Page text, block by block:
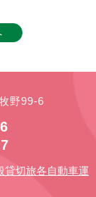
野99-6
貸切旅各自動車運